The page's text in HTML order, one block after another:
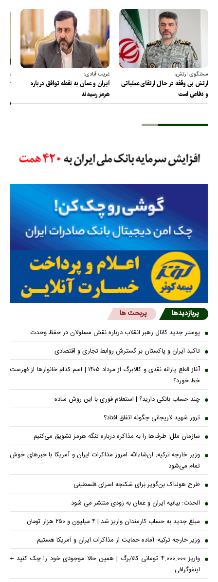
سخنگوی ارتش؛
ارتش بی وقفه در حال ارتقای عملیاتی
و دفاعی است
غریب آبادی:
ایران و عمان به نقطه توافق درباره
هرمز رسیدند
عضو
را
پربازدیدها پربحث ها
پوستر جدید کانال رهبر انقلاب درباره نقش مسئولان در حفظ وحدت
تاکید ایران و پاکستان بر گسترش روابط تجاری و اقتصادی
آغاز قطع یارانه نقدی و کالابرگ از مرداد ۱۴۰۵ | اسم کدام خانوار‌ها از فهرست
خط خورد؟
چند حساب بانکی دارید؟ | استعلام فوری با این روش ساده
ترور شهید لاریجانی چگونه اتفاق افتاد؟
سازمان ملل: طرف‌ها را به مذاکره درباره تنگه هرمز تشویق می‌کنیم
وزیر خارجه ترکیه: ان‌شاءالله امروز مذاکرات ایران و آمریکا با خبرهای خوش
تمام می‌شود
طرح هولناک بن‌گویر برای شکنجه اسرای فلسطینی
الحدث: بیانیه ایران و عمان به زودی منتشر می شود
مبلغ جدید به حساب کارمندان واریز شد | ۴ میلیون و ۲۵۰ هزار تومان
وزیر خارجه ترکیه: آماده حمایت از مذاکرات ایران و آمریکا هستیم
واریز ۴.۰۰۰.۰۰۰ تومانی کالابرگ | همین حالا موجودی خود را چک کنید +
اینفوگرافی